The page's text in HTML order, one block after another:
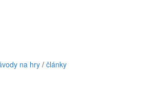
na hry/ články